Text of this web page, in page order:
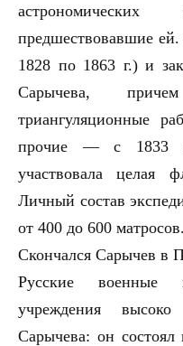
предшествовавшие
1828 по 1863 г.) и
Сарычева,
триангуляционные
прочие — с 1833
участвовала целая
Личный состав
от 400 до 600 матросов.
Скончался Сарычев в
Русские военные
учреждения
Сарычева: он